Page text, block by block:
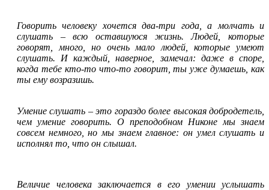
Говорить человеку хочется два-три года, а молчать и
слушать –всю оставшуюся жизнь. Людей, которые
говорят, много, но очень мало людей, которые умеют
слушать. И каждый, наверное, замечал: даже в споре,
когда тебе кто-то что-то говорит, ты уже думаешь, как
ты ему возразишь.
Умение слушать –это гораздо более высокая добродетель,
чем умение говорить. О преподобном Никоне мы знаем
совсем немного, но мы знаем главное: он умел слушать и
исполнял то, что он слышал.
Величие человека заключается в его умении услышать